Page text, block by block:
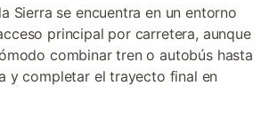
Sierra se encuentra en un entorno
principal por carretera, aunque
combinar tren o autobús hasta
y completar el trayecto final en